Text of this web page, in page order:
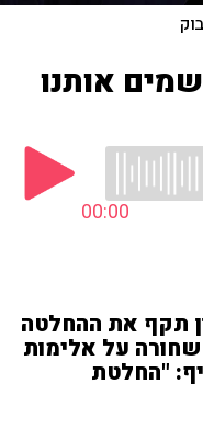
אותנו
00:00
תקף את ההחלטה
על אלימות
"החלטת